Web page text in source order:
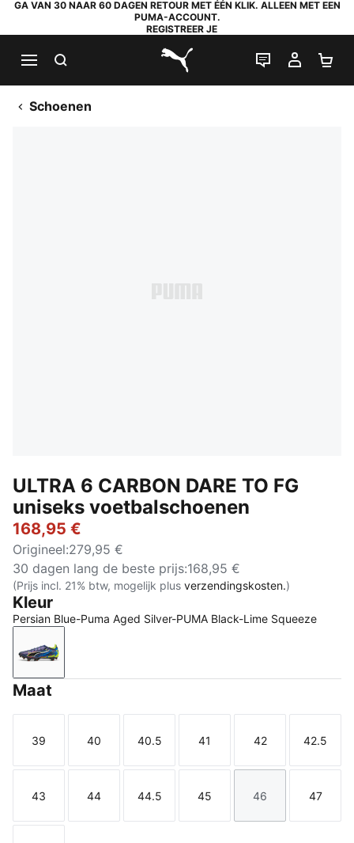
GA VAN 30 NAAR 60 DAGEN RETOUR MET ÉÉN KLIK. ALLEEN MET EEN
PUMA-ACCOUNT.
REGISTREER JE
PUMA.com
LIVE CHAT
MIJN
Schoenen
ULTRA 6 CARBON DARE TO FG
uniseks voetbalschoenen
168,95 €
Origineel:279,95 €
30 dagen lang de beste prijs:168,95 €
(Prijs incl. 21% btw, mogelijk plus verzendingskosten.)
Kleur
Persian Blue-Puma Aged Silver-PUMA Black-Lime Squeeze
Persian Blue-Puma Aged Silver-PUMA Black-Lime
Maat
Maat
39
Maat
40
Maat
40.5
Maat
41
Maat
42
Maat
42.5
Maat
43
Maat
44
Maat
44.5
Maat
45
Maat
46
Maat
47